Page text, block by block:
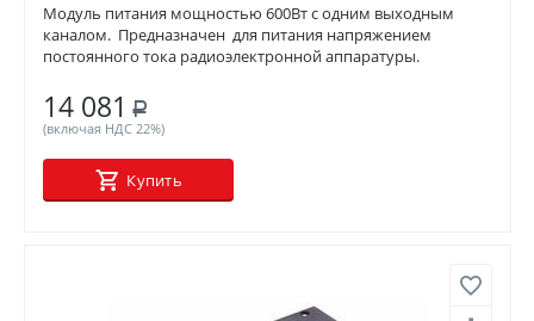
Модуль питания мощностью 600Вт с одним выходным
каналом. Предназначен для питания напряжением
постоянного тока радиоэлектронной аппаратуры.
14 081 Р
(включая НДС 22%)
Купить